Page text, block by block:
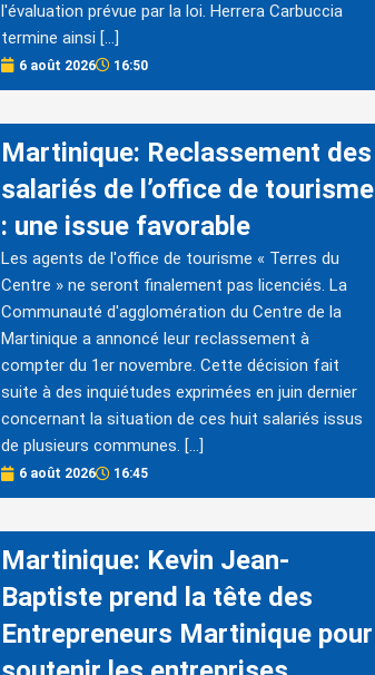
l'évaluation prévue par la loi. Herrera Carbuccia
termine ainsi […]
6 août 2026 16:50
Martinique: Reclassement des
salariés de l’office de tourisme
: une issue favorable
Les agents de l'office de tourisme « Terres du
Centre » ne seront finalement pas licenciés. La
Communauté d'agglomération du Centre de la
Martinique a annoncé leur reclassement à
compter du 1er novembre. Cette décision fait
suite à des inquiétudes exprimées en juin dernier
concernant la situation de ces huit salariés issus
de plusieurs communes. […]
6 août 2026 16:45
Martinique: Kevin Jean-
Baptiste prend la tête des
Entrepreneurs Martinique pour